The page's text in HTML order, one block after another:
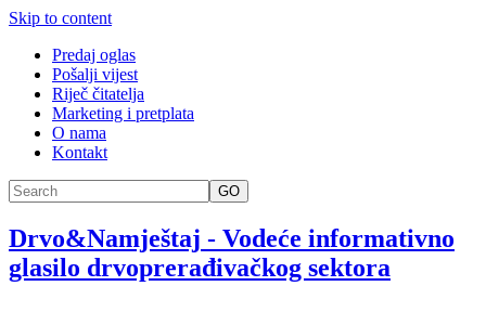
Skip to content
Predaj oglas
Pošalji vijest
Riječ čitatelja
Marketing i pretplata
O nama
Kontakt
GO
Drvo&Namještaj - Vodeće informativno
glasilo drvoprerađivačkog sektora